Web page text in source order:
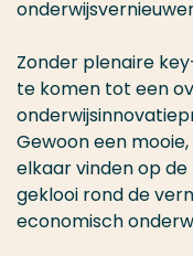
Zonder plenaire
te komen tot een
Gewoon een
elkaar vinden op
geklooi rond de
economisch